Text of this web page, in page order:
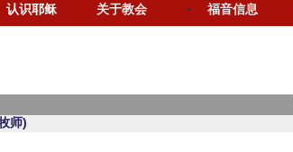
认识耶稣 关于教会 福音信息
师)